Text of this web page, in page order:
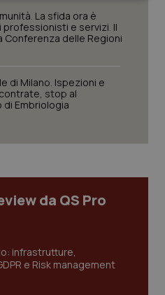
La sfida ora è
professionisti e servizi. Il
Conferenza delle Regioni
di Milano. Ispezioni e
stop al
Embriologia
da QS Pro
infrastrutture,
e Risk management
Marketing
a rendere fruibile il
di base quali la
l'accesso alle aree